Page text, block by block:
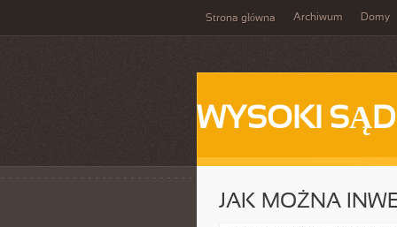
Strona główna Archiwum Domy
WYSOKI
JAK MOŻNA